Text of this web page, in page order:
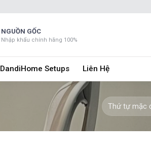
NGUỒN GỐC
Nhập khẩu chính hãng 100%
DandiHome Setups Liên Hệ